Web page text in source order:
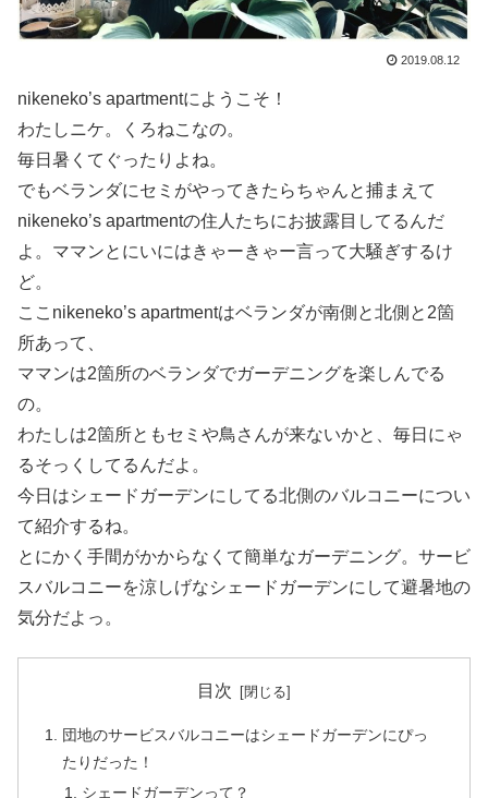
2019.08.12
nikeneko’s apartmentにようこそ！
わたしニケ。くろねこなの。
毎日暑くてぐったりよね。
でもベランダにセミがやってきたらちゃんと捕まえて
nikeneko’s apartmentの住人たちにお披露目してるんだ
よ。ママンとにいにはきゃーきゃー言って大騒ぎするけ
ど。
ここnikeneko’s apartmentはベランダが南側と北側と2箇
所あって、
ママンは2箇所のベランダでガーデニングを楽しんでる
の。
わたしは2箇所ともセミや鳥さんが来ないかと、毎日にゃ
るそっくしてるんだよ。
今日はシェードガーデンにしてる北側のバルコニーについ
て紹介するね。
とにかく手間がかからなくて簡単なガーデニング。サービ
スバルコニーを涼しげなシェードガーデンにして避暑地の
気分だよっ。
目次
団地のサービスバルコニーはシェードガーデンにぴっ
たりだった！
シェードガーデンって？